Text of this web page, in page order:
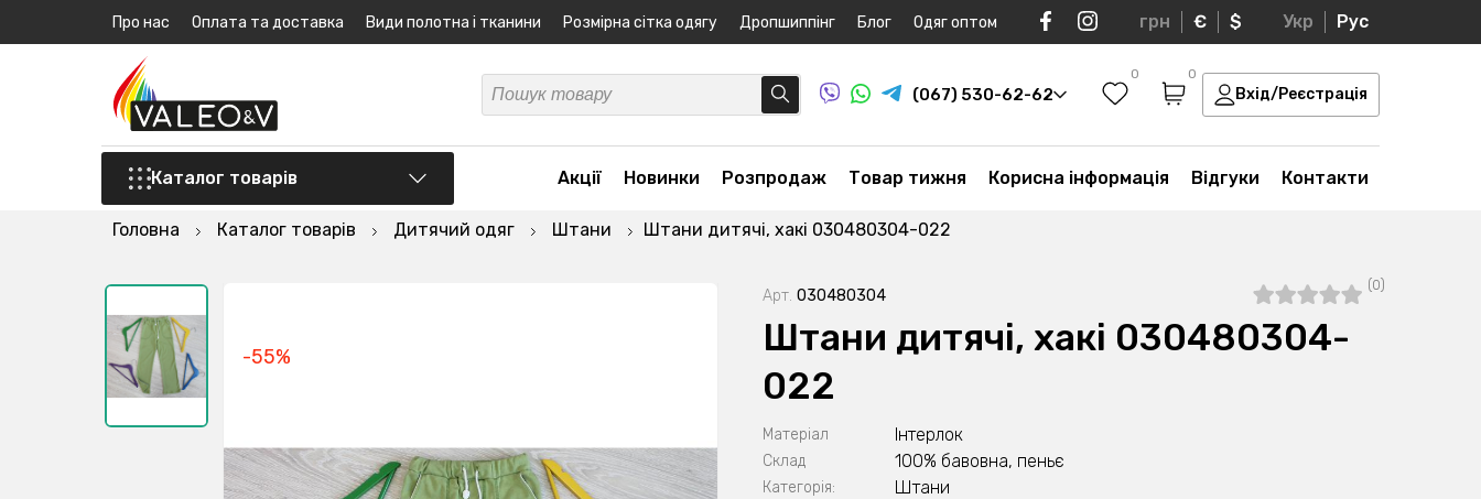
Про нас Оплата та доставка Види полотна і тканини Розмірна сітка одягу Дропшиппінг Блог Одяг оптом грн € $ Укр Рус
(067) 530-62-62
0 0
Вхід/Реєстрація
Каталог товарів Акції Новинки Розпродаж Товар тижня Корисна інформація Відгуки Контакти
Головна Каталог товарів Дитячий одяг Штани Штани дитячі, хакі 030480304-022
-55%
Арт. 030480304
(0)
Штани дитячі, хакі 030480304-
022
Матеріал Інтерлок
Склад 100% бавовна, пеньє
Категорія: Штани